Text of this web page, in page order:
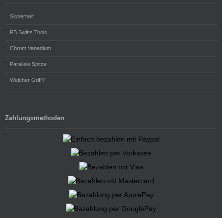
Sicherheit
PB Swiss Tools
Chrom Vanadium
Parallele Spitze
Welcher Griff?
Zahlungsmethoden